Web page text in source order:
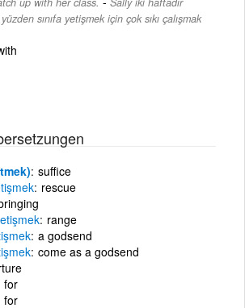
sınıfa yetişmek için çok sıkı çalışmak
suffice
rescue
range
a godsend
come as a godsend
for
for